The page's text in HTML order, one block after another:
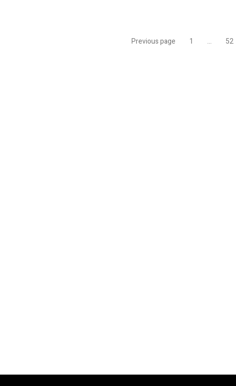
Previous page Page
1 … 52